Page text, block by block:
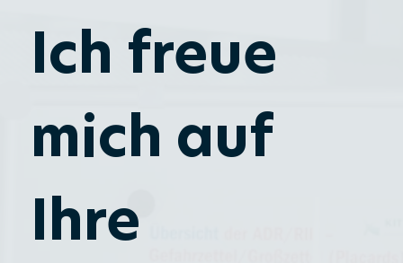
Ich freue
mich auf
Ihre